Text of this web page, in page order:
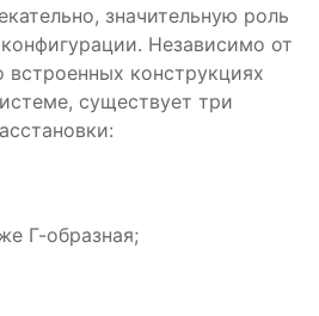
значительную роль
Независимо от
встроенных конструкциях
существует три
Г-образная;